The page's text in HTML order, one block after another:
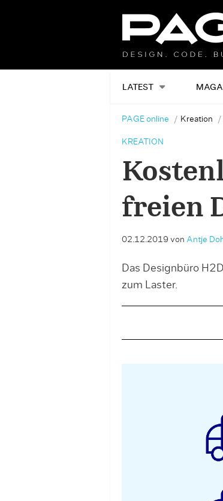
LATEST
PAGE online Kreation
KREATION
freien
02.12.2019 von Antje
Das Designbüro
zum Laster.